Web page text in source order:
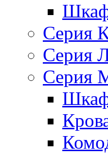
Серия
Серия
Серия